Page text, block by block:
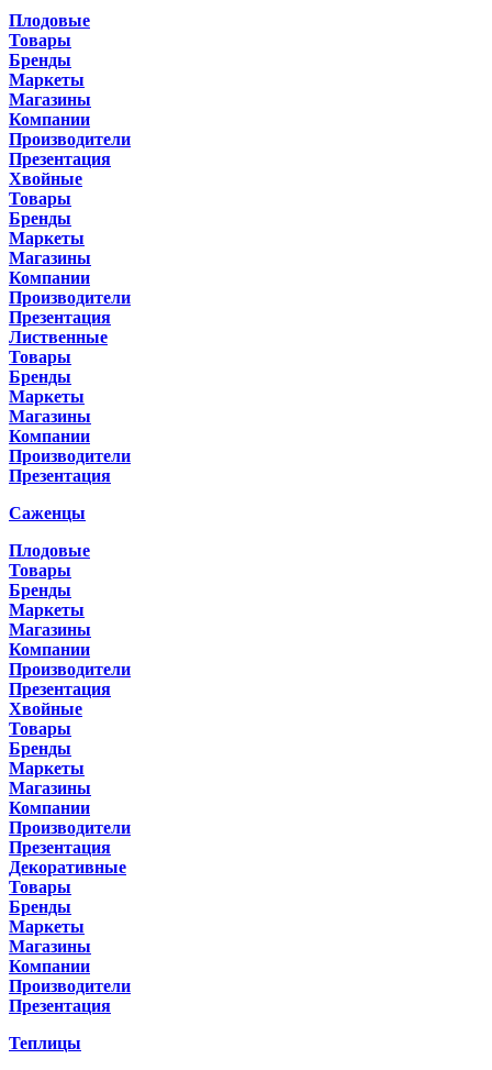
Плодовые
Товары
Бренды
Маркеты
Магазины
Компании
Производители
Презентация
Хвойные
Товары
Бренды
Маркеты
Магазины
Компании
Производители
Презентация
Лиственные
Товары
Бренды
Маркеты
Магазины
Компании
Производители
Презентация
Саженцы
Плодовые
Товары
Бренды
Маркеты
Магазины
Компании
Производители
Презентация
Хвойные
Товары
Бренды
Маркеты
Магазины
Компании
Производители
Презентация
Декоративные
Товары
Бренды
Маркеты
Магазины
Компании
Производители
Презентация
Теплицы